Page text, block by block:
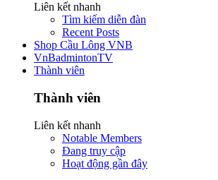
Liên kết nhanh
Tìm kiếm diễn đàn
Recent Posts
Shop Cầu Lông VNB
VnBadmintonTV
Thành viên
Thành viên
Liên kết nhanh
Notable Members
Đang truy cập
Hoạt động gần đây